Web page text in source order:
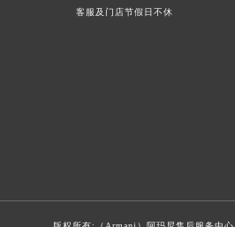
客服及门店节假日不休